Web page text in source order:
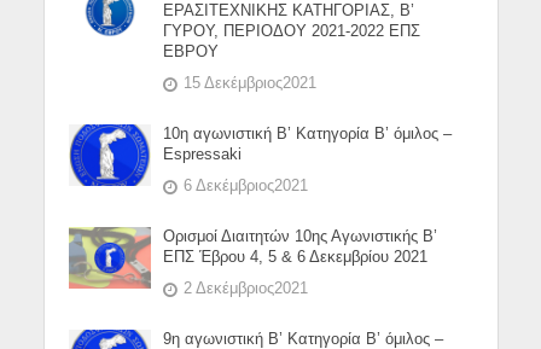
ΕΡΑΣΙΤΕΧΝΙΚΗΣ ΚΑΤΗΓΟΡΙΑΣ, Β’
ΓΥΡΟΥ, ΠΕΡΙΟΔΟΥ 2021-2022 ΕΠΣ
ΕΒΡΟΥ
15 Δεκέμβριος2021
10η αγωνιστική Β’ Κατηγορία Β’ όμιλος –
Espressaki
6 Δεκέμβριος2021
Ορισμοί Διαιτητών 10ης Αγωνιστικής Β’
ΕΠΣ Έβρου 4, 5 & 6 Δεκεμβρίου 2021
2 Δεκέμβριος2021
9η αγωνιστική Β’ Κατηγορία Β’ όμιλος –